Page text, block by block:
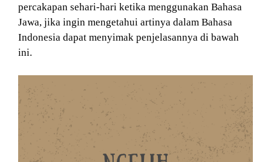
percakapan sehari-hari ketika menggunakan Bahasa
Jawa, jika ingin mengetahui artinya dalam Bahasa
Indonesia dapat menyimak penjelasannya di bawah
ini.